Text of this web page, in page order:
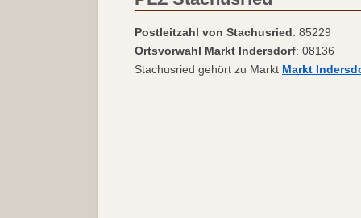
Postleitzahl von Stachusried: 85229
Ortsvorwahl Markt Indersdorf: 08136
Stachusried gehört zu Markt Markt